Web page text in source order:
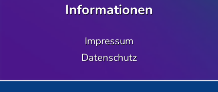
Informationen
Impressum
Datenschutz